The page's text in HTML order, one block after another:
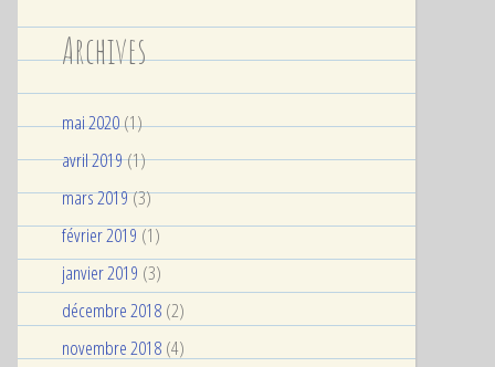
Archives
mai 2020(1)
avril 2019(1)
mars 2019(3)
février 2019(1)
janvier 2019 (3)
décembre 2018 (2)
novembre 2018 (4)